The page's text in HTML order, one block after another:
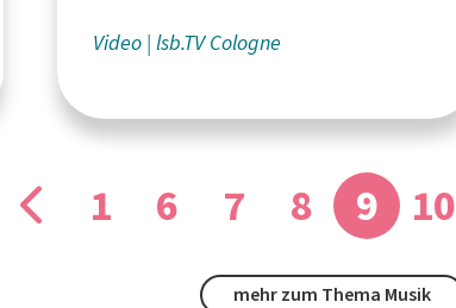
Köln
Video lsb.TV Cologne
1 6 7 8 9 10
mehr zum Thema Musik